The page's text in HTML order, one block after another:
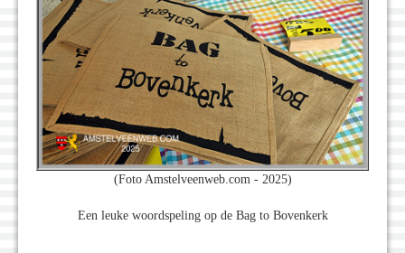
(Foto Amstelveenweb.com - 2025)
Een leuke woordspeling op de Bag to Bovenkerk